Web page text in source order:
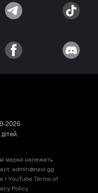
2026
марки належать
admin@navi.gg
| YouTube Terms of
Policy